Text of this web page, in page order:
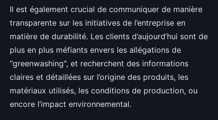
Il est également crucial de communiquer de manière
transparente sur les initiatives de l’entreprise en
matière de durabilité. Les clients d’aujourd’hui sont de
plus en plus méfiants envers les allégations de
"greenwashing", et recherchent des informations
claires et détaillées sur l’origine des produits, les
matériaux utilisés, les conditions de production, ou
encore l’impact environnemental.